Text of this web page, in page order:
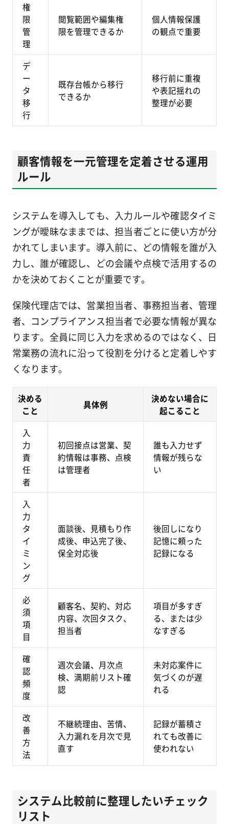
権
限
管
理
閲覧範囲や編集権
限を管理できるか
個人情報保護
の観点で重要
デ
ー
タ
移
行
既存台帳から移行
できるか
移行前に重複
や表記揺れの
整理が必要
顧客情報を一元管理を定着させる運用
ルール
システムを導入しても、入力ルールや確認タイミ
ングが曖昧なままでは、担当者ごとに使い方が分
かれてしまいます。導入前に、どの情報を誰が入
力し、誰が確認し、どの会議や点検で活用するの
かを決めておくことが重要です。
保険代理店では、営業担当者、事務担当者、管理
者、コンプライアンス担当者で必要な情報が異な
ります。全員に同じ入力を求めるのではなく、日
常業務の流れに沿って役割を分けると定着しやす
くなります。
決める
こと
具体例
決めない場合に
起こること
入
力
責
任
者
初回接点は営業、契
約情報は事務、点検
は管理者
誰も入力せず
情報が残らな
い
入
力
タ
イ
ミ
ン
グ
面談後、見積もり作
成後、申込完了後、
保全対応後
後回しになり
記憶に頼った
記録になる
必
須
項
目
顧客名、契約、対応
内容、次回タスク、
担当者
項目が多すぎ
る、または少
なすぎる
確
認
頻
度
週次会議、月次点
検、満期前リスト確
認
未対応案件に
気づくのが遅
れる
改
善
方
法
不継続理由、苦情、
入力漏れを月次で見
直す
記録が蓄積さ
れても改善に
使われない
システム比較前に整理したいチェック
リスト